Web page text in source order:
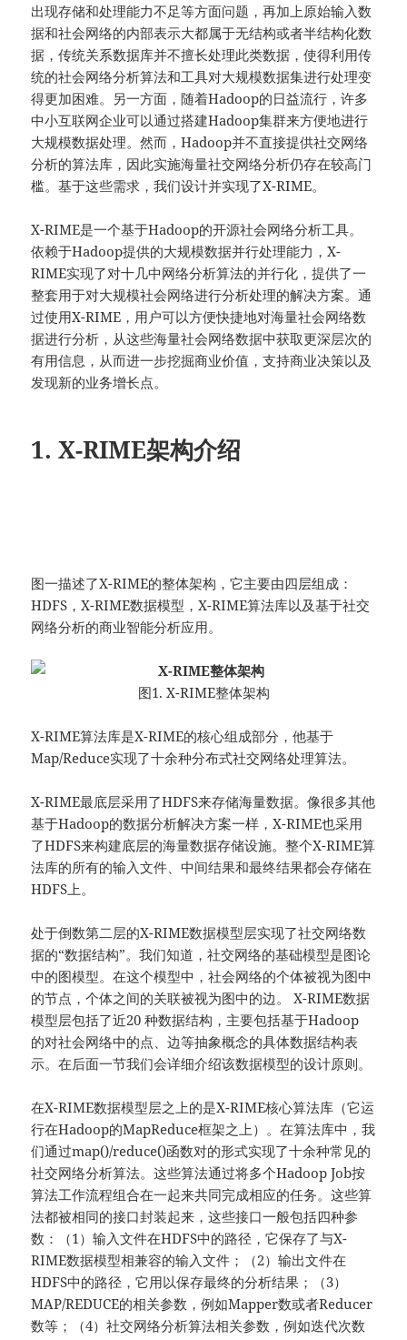
出现存储和处理能力不足等方面问题，再加上原始输入数
据和社会网络的内部表示大都属于无结构或者半结构化数
据，传统关系数据库并不擅长处理此类数据，使得利用传
统的社会网络分析算法和工具对大规模数据集进行处理变
得更加困难。另一方面，随着Hadoop的日益流行，许多
中小互联网企业可以通过搭建Hadoop集群来方便地进行
大规模数据处理。然而，Hadoop并不直接提供社交网络
分析的算法库，因此实施海量社交网络分析仍存在较高门
槛。基于这些需求，我们设计并实现了X-RIME。
X-RIME是一个基于Hadoop的开源社会网络分析工具。
依赖于Hadoop提供的大规模数据并行处理能力，X-
RIME实现了对十几中网络分析算法的并行化，提供了一
整套用于对大规模社会网络进行分析处理的解决方案。通
过使用X-RIME，用户可以方便快捷地对海量社会网络数
据进行分析，从这些海量社会网络数据中获取更深层次的
有用信息，从而进一步挖掘商业价值，支持商业决策以及
发现新的业务增长点。
1. X-RIME架构介绍
图一描述了X-RIME的整体架构，它主要由四层组成：
HDFS，X-RIME数据模型，X-RIME算法库以及基于社交
网络分析的商业智能分析应用。
图1. X-RIME整体架构
X-RIME算法库是X-RIME的核心组成部分，他基于
Map/Reduce实现了十余种分布式社交网络处理算法。
X-RIME最底层采用了HDFS来存储海量数据。像很多其他
基于Hadoop的数据分析解决方案一样，X-RIME也采用
了HDFS来构建底层的海量数据存储设施。整个X-RIME算
法库的所有的输入文件、中间结果和最终结果都会存储在
HDFS上。
处于倒数第二层的X-RIME数据模型层实现了社交网络数
据的“数据结构”。我们知道，社交网络的基础模型是图论
中的图模型。在这个模型中，社会网络的个体被视为图中
的节点，个体之间的关联被视为图中的边。 X-RIME数据
模型层包括了近20 种数据结构，主要包括基于Hadoop
的对社会网络中的点、边等抽象概念的具体数据结构表
示。在后面一节我们会详细介绍该数据模型的设计原则。
在X-RIME数据模型层之上的是X-RIME核心算法库（它运
行在Hadoop的MapReduce框架之上）。在算法库中，我
们通过map()/reduce()函数对的形式实现了十余种常见的
社交网络分析算法。这些算法通过将多个Hadoop Job按
算法工作流程组合在一起来共同完成相应的任务。这些算
法都被相同的接口封装起来，这些接口一般包括四种参
数：（1）输入文件在HDFS中的路径，它保存了与X-
RIME数据模型相兼容的输入文件；（2）输出文件在
HDFS中的路径，它用以保存最终的分析结果；（3）
MAP/REDUCE的相关参数，例如Mapper数或者Reducer
数等；（4）社交网络分析算法相关参数，例如迭代次数